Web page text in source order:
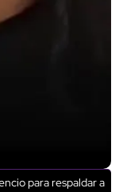
para respaldar a